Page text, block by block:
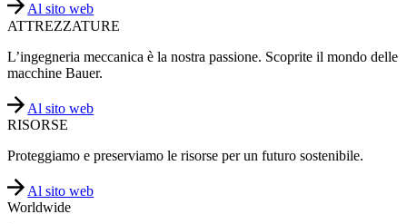
Al sito web
ATTREZZATURE
L’ingegneria meccanica è la nostra passione. Scoprite il mondo delle
macchine Bauer.
Al sito web
RISORSE
Proteggiamo e preserviamo le risorse per un futuro sostenibile.
Al sito web
Worldwide